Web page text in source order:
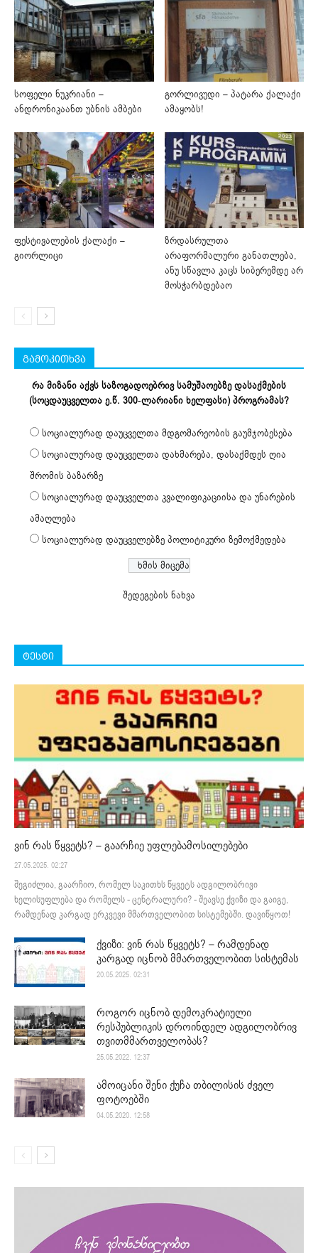
სოფელი ნუკრიანი –
ანდრონიკაანთ უბნის ამბები
გორლივუდი – პატარა ქალაქი
ამაყობს!
ფესტივალების ქალაქი –
გიორლიცი
ზრდასრულთა
არაფორმალური განათლება,
ანუ სწავლა კაცს სიბერემდე არ
მოსჭარბდებაო
გამოკითხვა
რა მიზანი აქვს საზოგადოებრივ სამუშაოებზე დასაქმების
(სოცდაუცველთა ე.წ. 300-ლარიანი ხელფასი) პროგრამას?
სოციალურად დაუცველთა მდგომარეობის გაუმჯობესება
სოციალურად დაუცველთა დახმარება, დასაქმდეს ღია
შრომის ბაზარზე
სოციალურად დაუცველთა კვალიფიკაციისა და უნარების
ამაღლება
სოციალურად დაუცველებზე პოლიტიკური ზემოქმედება
შედეგების ნახვა
ტესტი
ვინ რას წყვეტს? – გაარჩიე უფლებამოსილებები
27.05.2025. 02:27
შეგიძლია, გაარჩიო, რომელ საკითხს წყვეტს ადგილობრივი
ხელისუფლება და რომელს - ცენტრალური? - შეავსე ქვიზი და გაიგე,
რამდენად კარგად ერკვევი მმართველობით სისტემებში. დავიწყოთ!
ქვიზი: ვინ რას წყვეტს? – რამდენად
კარგად იცნობ მმართველობით სისტემას
20.05.2025. 02:31
როგორ იცნობ დემოკრატიული
რესპუბლიკის დროინდელ ადგილობრივ
თვითმმართველობას?
25.05.2022. 12:37
ამოიცანი შენი ქუჩა თბილისის ძველ
ფოტოებში
04.05.2020. 12:58